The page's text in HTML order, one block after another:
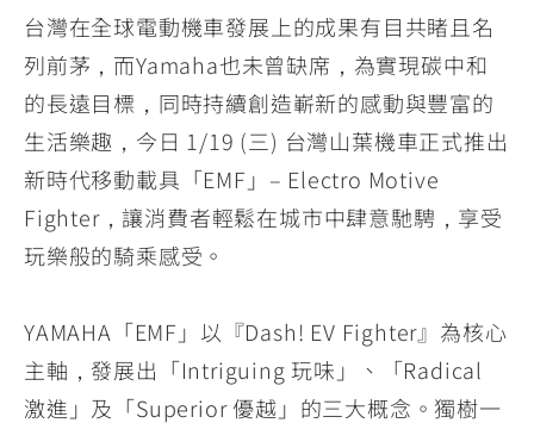
YZF-R3
251~549
YZF-R15
150
MT-
07
Y-
AMT
550+
MT-
07
550+
MT-
150
FZ-X
150
NMAX
150
AUGUR
150
125
FORCE
2.0
150
125
台灣在全球電動機車發展上的成果有目共睹且名
列前茅，而Yamaha也未曾缺席，為實現碳中和
的長遠目標，同時持續創造嶄新的感動與豐富的
生活樂趣，今日 1/19 (三) 台灣山葉機車正式推出
新時代移動載具「EMF」– Electro Motive
Fighter，讓消費者輕鬆在城市中肆意馳騁，享受
玩樂般的騎乘感受。
YAMAHA「EMF」以『Dash! EV Fighter』為核心
主軸，發展出「Intriguing 玩味」、「Radical
激進」及「Superior 優越」的三大概念。獨樹一